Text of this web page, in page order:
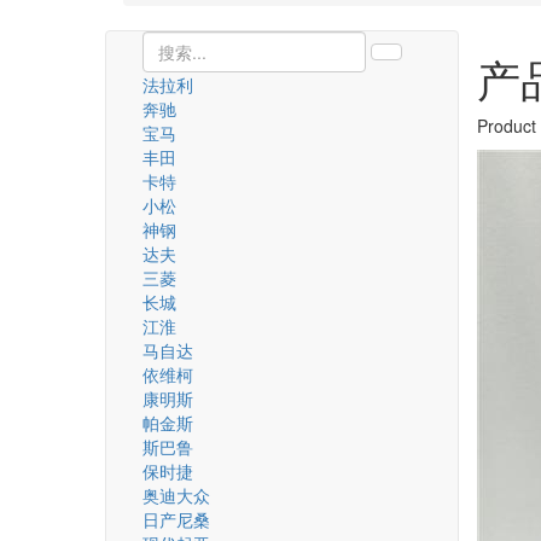
法拉利
奔驰
宝马
丰田
卡特
小松
神钢
达夫
三菱
长城
江淮
马自达
依维柯
康明斯
帕金斯
斯巴鲁
保时捷
奥迪大众
日产尼桑
产
Product